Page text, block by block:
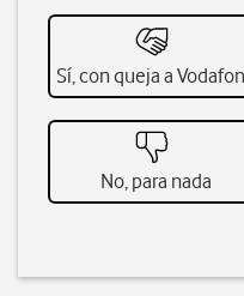
Sí, con queja a
No, para nada